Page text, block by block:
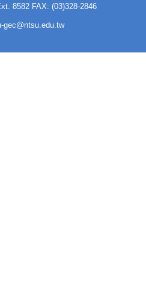
8582 FAX: (03)328-2846
gec@ntsu.edu.tw